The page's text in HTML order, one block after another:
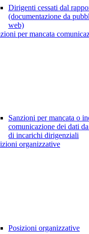
Dirigenti cessati dal
(documentazione da
web)
per mancata
Sanzioni per mancata o
comunicazione dei dati
di incarichi dirigenziali
organizzative
Posizioni organizzative